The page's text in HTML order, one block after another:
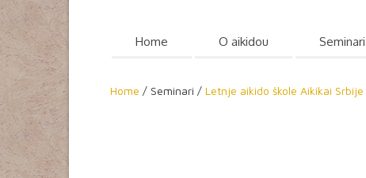
Home O aikidou Seminari
Home / Seminari / Letnje aikido škole Aikikai Srbije